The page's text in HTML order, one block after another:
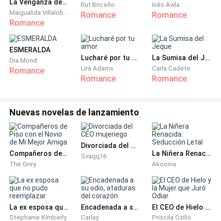
los instrumentos del homicidio a un contenedor de
basura, llegue aquel lugar y pedí un vodka mientras ya
estaba en los noticieros la muerte de un buen hombre
político llamado Duhai kumar, sin duda alguna las
personas ignoran muchas cosas de esas escorias
vivientes.
mi y de todos mis asesinatos siempre de la misma
manera; buscando al desconocido asesino, hasta
ahora no me he dejado ver soy todo un profesional.
Salgo del bar en dirección a mi departamento, camino
un par de cuadras hasta llegar a un McDonald's;
espero 10min por mi pedido y sigo caminando hasta
llegar a el cómodo lugar solitario donde vivo, tengo
una gran vista de toda la bella ciudad.
La Venganza de Sofía
Romance
Rut Briceño
Romance
Inés Ávila
Romance
ESMERALDA
Dia Mond
Romance
Lucharé por tu amor
Lira Adams
Romance
La Sumisa del Jeque
Carla Cadete
Romance
Nuevas novelas de lanzamiento
Compañeros de Piso con el Novio de Mi Mejor Amiga
The Grey
Divorciada del CEO mujeriego
Svaqq16 La Niñera Renacida: Seducción Letal
Akoosia
La ex esposa que no pudo reemplazar
Stephanie Kimberly
Encadenada a su odio, ataduras del corazón
Carlay
El CEO de Hielo y la Mujer que Juró Odiar
Priscila Ozilio